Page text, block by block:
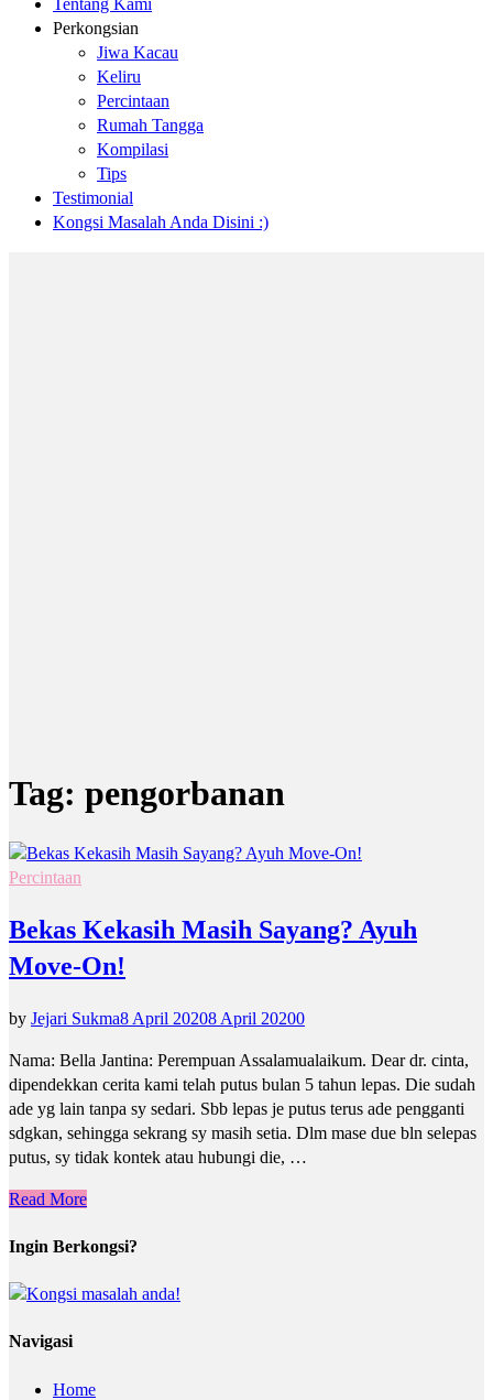
Tentang Kami
Perkongsian
Jiwa Kacau
Keliru
Percintaan
Rumah Tangga
Kompilasi
Tips
Testimonial
Kongsi Masalah Anda Disini :)
Tag: pengorbanan
Percintaan
Bekas Kekasih Masih Sayang? Ayuh
Move-On!
by Jejari Sukma8 April 20208 April 20200
Nama: Bella Jantina: Perempuan Assalamualaikum. Dear dr. cinta,
dipendekkan cerita kami telah putus bulan 5 tahun lepas. Die sudah
ade yg lain tanpa sy sedari. Sbb lepas je putus terus ade pengganti
sdgkan, sehingga sekrang sy masih setia. Dlm mase due bln selepas
putus, sy tidak kontek atau hubungi die, …
Read More
Ingin Berkongsi?
Navigasi
Home